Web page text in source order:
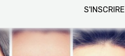
S'INSCRIRE